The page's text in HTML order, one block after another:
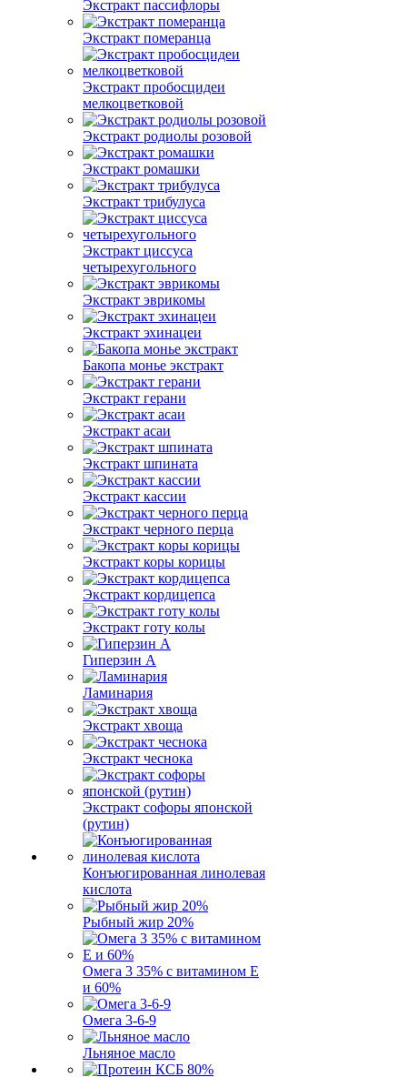
Экстракт пассифлоры
Экстракт померанца
Экстракт пробосцидеи
мелкоцветковой
Экстракт родиолы розовой
Экстракт ромашки
Экстракт трибулуса
Экстракт циссуса
четырехугольного
Экстракт эврикомы
Экстракт эхинацеи
Бакопа монье экстракт
Экстракт герани
Экстракт асаи
Экстракт шпината
Экстракт кассии
Экстракт черного перца
Экстракт коры корицы
Экстракт кордицепса
Экстракт готу колы
Гиперзин А
Ламинария
Экстракт хвоща
Экстракт чеснока
Экстракт софоры японской
(рутин)
Конъюгированная линолевая
кислота
Рыбный жир 20%
Омега 3 35% с витамином Е
и 60%
Омега 3-6-9
Льняное масло